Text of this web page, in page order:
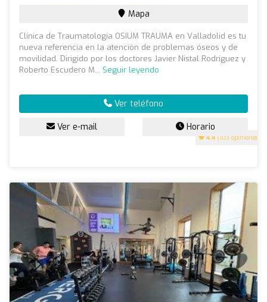
4.4 (103 opiniones)
Mapa
Clínica de Traumatología OSIUM TRAUMA en Valladolid es tu
nueva referencia en la atención de problemas óseos y de
movilidad. Dirigido por los doctores Javier Nistal Rodríguez y
Roberto Escudero M... Seguir leyendo
Ver teléfono
Ver e-mail Horario